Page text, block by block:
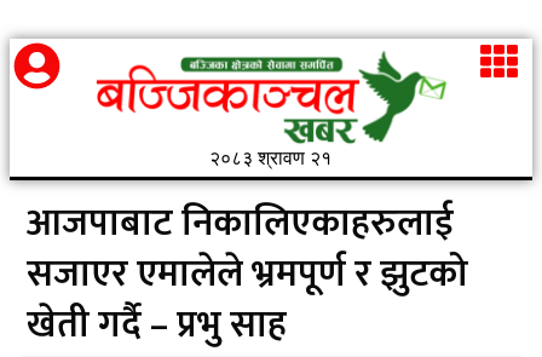
२०८३ श्रावण २१
आजपाबाट निकालिएकाहरुलाई
सजाएर एमालेले भ्रमपूर्ण र झुटको
खेती गर्दै – प्रभु साह